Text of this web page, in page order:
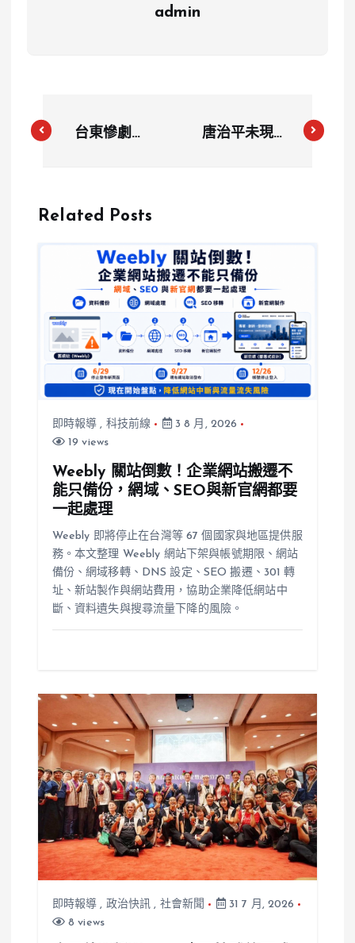
admin
台東慘劇：
女友 並縱火
唐治平未現身
Related Posts
即時報導 , 科技前線
3 8 月, 2026
19 views
Weebly 關站倒數！企業網站搬遷不
能只備份，網域、SEO與新官網都要
一起處理
Weebly 即將停止在台灣等 67 個國家與地區提供服
務。本文整理 Weebly 網站下架與帳號期限、網站
備份、網域移轉、DNS 設定、SEO 搬遷、301 轉
址、新站製作與網站費用，協助企業降低網站中
斷、資料遺失與搜尋流量下降的風險。
即時報導 , 政治快訊 , 社會新聞
31 7 月, 2026
8 views